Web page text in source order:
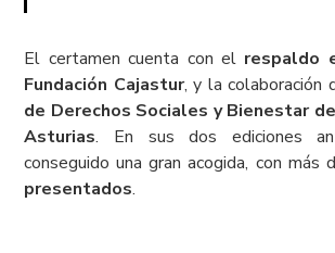
El certamen cuenta con el respaldo
Fundación Cajastur, y la colaboración
de Derechos Sociales y Bienestar
Asturias. En sus dos ediciones
conseguido una gran acogida, con más
presentados.